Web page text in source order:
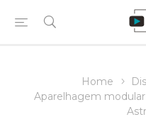
Home
Aparelhagem modular